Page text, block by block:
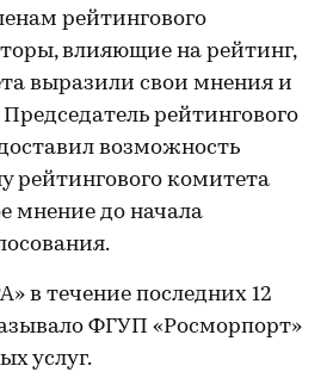
рейтингового
влияющие на рейтинг,
выразили свои мнения и
рейтингового
возможность
рейтингового комитета
мнение до начала
в течение последних 12
ФГУП «Росморпорт»
услуг.